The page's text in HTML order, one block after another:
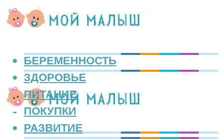
БЕРЕМЕННОСТЬ
ЗДОРОВЬЕ
ПИТАНИЕ
ПОКУПКИ
РАЗВИТИЕ